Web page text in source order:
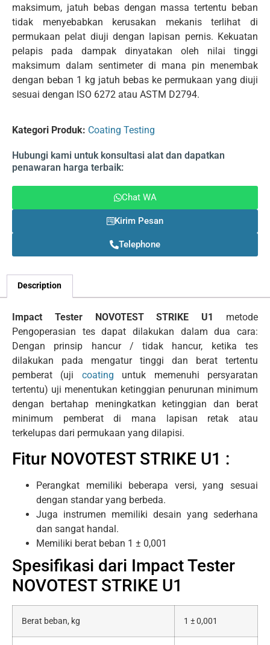
maksimum, jatuh bebas dengan massa tertentu beban
tidak menyebabkan kerusakan mekanis terlihat di
permukaan pelat diuji dengan lapisan pernis. Kekuatan
pelapis pada dampak dinyatakan oleh nilai tinggi
maksimum dalam sentimeter di mana pin menembak
dengan beban 1 kg jatuh bebas ke permukaan yang diuji
sesuai dengan ISO 6272 atau ASTM D2794.
Kategori Produk: Coating Testing
Hubungi kami untuk konsultasi alat dan dapatkan
penawaran harga terbaik:
Chat WA
Kirim Pesan
Telephone
Description
Impact Tester NOVOTEST STRIKE U1
metode
Pengoperasian tes dapat dilakukan dalam dua cara:
Dengan prinsip hancur / tidak hancur, ketika tes
dilakukan pada mengatur tinggi dan berat tertentu
pemberat (uji coating untuk memenuhi persyaratan
tertentu) uji menentukan ketinggian penurunan minimum
dengan bertahap meningkatkan ketinggian dan berat
minimum pemberat di mana lapisan retak atau
terkelupas dari permukaan yang dilapisi.
Fitur NOVOTEST STRIKE U1 :
Perangkat memiliki beberapa versi, yang sesuai
dengan standar yang berbeda.
Juga instrumen memiliki desain yang sederhana
dan sangat handal.
Memiliki berat beban 1 ± 0,001
Spesifikasi dari Impact Tester
NOVOTEST STRIKE U1
Berat beban, kg 1 ± 0,001